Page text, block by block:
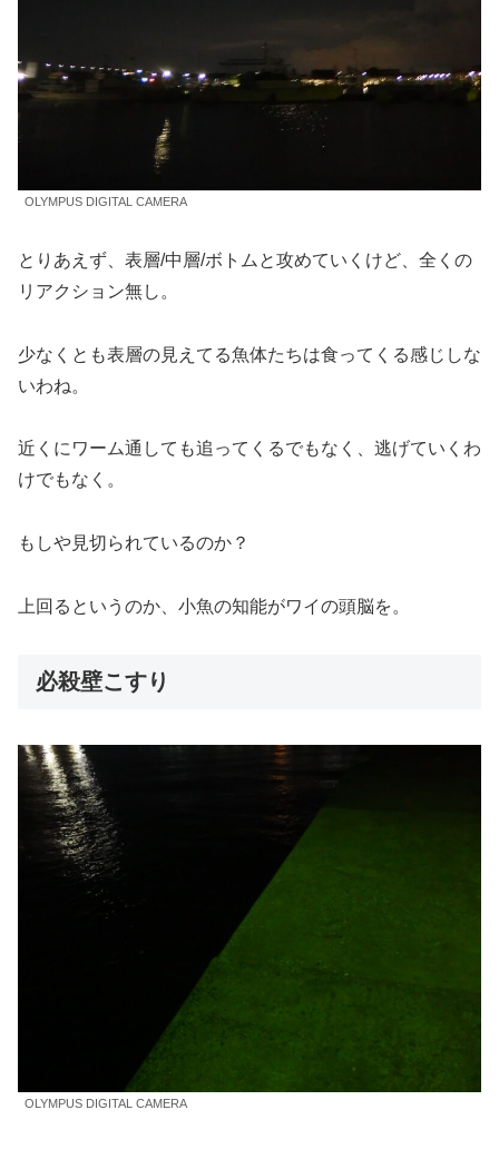
OLYMPUS DIGITAL CAMERA
とりあえず、表層/中層/ボトムと攻めていくけど、全くの
リアクション無し。
少なくとも表層の見えてる魚体たちは食ってくる感じしな
いわね。
近くにワーム通しても追ってくるでもなく、逃げていくわ
けでもなく。
もしや見切られているのか？
上回るというのか、小魚の知能がワイの頭脳を。
必殺壁こすり
OLYMPUS DIGITAL CAMERA